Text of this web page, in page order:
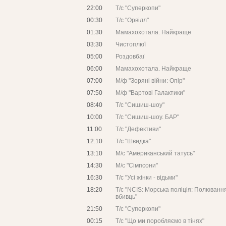
22:00
Т/с "Суперкопи"
00:30
Т/с "Орвілл"
01:30
Мамахохотала. Найкраще
03:30
Чистоплюї
05:00
Роздовбаї
06:00
Мамахохотала. Найкраще
07:00
М/ф "Зоряні війни: Опір"
07:50
М/ф "Вартові Галактики"
08:40
Т/с "Сишиш-шоу"
10:00
Т/с "Сишиш-шоу. БАР"
11:00
Т/с "Дефективи"
12:10
Т/с "Швидка"
13:10
М/с "Американський татусь"
14:30
М/с "Сімпсони"
16:30
Т/с "Усі жінки - відьми"
18:20
Т/с "NCIS: Морська поліція:
вбивць"
21:50
Т/с "Суперкопи"
00:15
Т/с "Що ми поробляємо в тінях"